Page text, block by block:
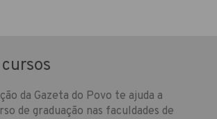
da Gazeta do Povo te ajuda a
de graduação nas faculdades de